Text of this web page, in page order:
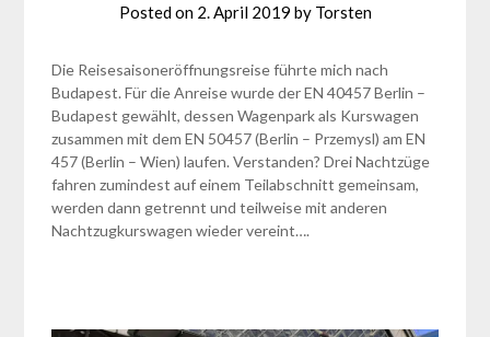
Posted on 2. April 2019 by Torsten
Die Reisesaisoneröffnungsreise führte mich nach
Budapest. Für die Anreise wurde der EN 40457 Berlin –
Budapest gewählt, dessen Wagenpark als Kurswagen
zusammen mit dem EN 50457 (Berlin – Przemysl) am EN
457 (Berlin – Wien) laufen. Verstanden? Drei Nachtzüge
fahren zumindest auf einem Teilabschnitt gemeinsam,
werden dann getrennt und teilweise mit anderen
Nachtzugkurswagen wieder vereint….